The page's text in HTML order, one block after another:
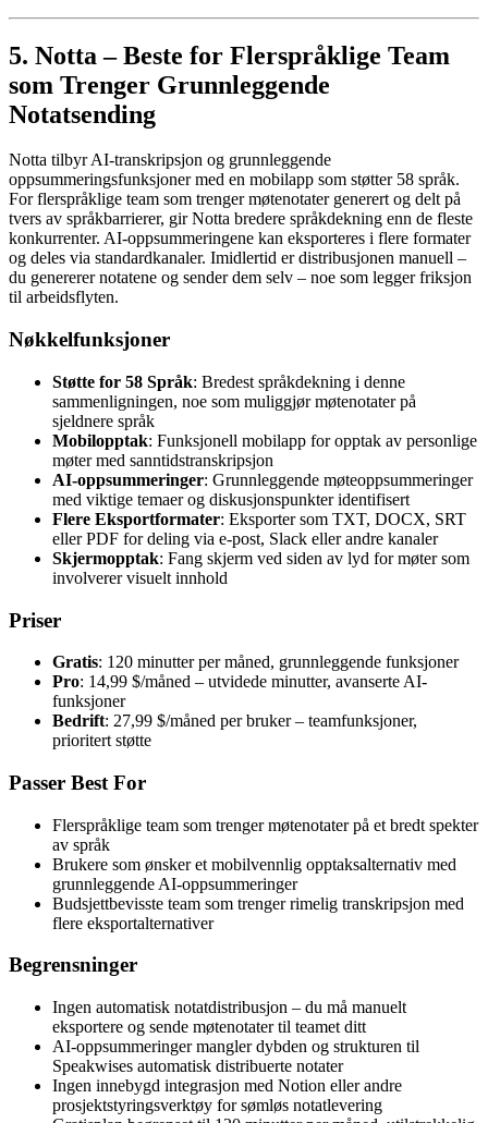
5. Notta – Beste for Flerspråklige Team
som Trenger Grunnleggende
Notatsending
Notta tilbyr AI-transkripsjon og grunnleggende
oppsummeringsfunksjoner med en mobilapp som støtter 58 språk.
For flerspråklige team som trenger møtenotater generert og delt på
tvers av språkbarrierer, gir Notta bredere språkdekning enn de fleste
konkurrenter. AI-oppsummeringene kan eksporteres i flere formater
og deles via standardkanaler. Imidlertid er distribusjonen manuell –
du genererer notatene og sender dem selv – noe som legger friksjon
til arbeidsflyten.
Nøkkelfunksjoner
Støtte for 58 Språk: Bredest språkdekning i denne
sammenligningen, noe som muliggjør møtenotater på
sjeldnere språk
Mobilopptak: Funksjonell mobilapp for opptak av personlige
møter med sanntidstranskripsjon
AI-oppsummeringer: Grunnleggende møteoppsummeringer
med viktige temaer og diskusjonspunkter identifisert
Flere Eksportformater: Eksporter som TXT, DOCX, SRT
eller PDF for deling via e-post, Slack eller andre kanaler
Skjermopptak: Fang skjerm ved siden av lyd for møter som
involverer visuelt innhold
Priser
Gratis: 120 minutter per måned, grunnleggende funksjoner
Pro: 14,99 $/måned – utvidede minutter, avanserte AI-
funksjoner
Bedrift: 27,99 $/måned per bruker – teamfunksjoner,
prioritert støtte
Passer Best For
Flerspråklige team som trenger møtenotater på et bredt spekter
av språk
Brukere som ønsker et mobilvennlig opptaksalternativ med
grunnleggende AI-oppsummeringer
Budsjettbevisste team som trenger rimelig transkripsjon med
flere eksportalternativer
Begrensninger
Ingen automatisk notatdistribusjon – du må manuelt
eksportere og sende møtenotater til teamet ditt
AI-oppsummeringer mangler dybden og strukturen til
Speakwises automatisk distribuerte notater
Ingen innebygd integrasjon med Notion eller andre
prosjektstyringsverktøy for sømløs notatlevering